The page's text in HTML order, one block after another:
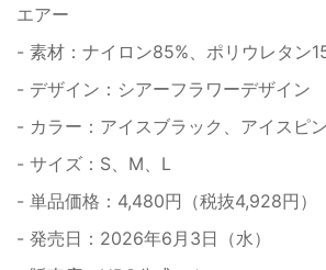
エアー
- 素材：ナイロン85%、ポリウレタン
- デザイン：シアーフラワーデザイン
- カラー：アイスブラック、アイスピ
- サイズ：S、M、L
- 単品価格：4,480円（税抜4,928円）
- 発売日：2026年6月3日（水）